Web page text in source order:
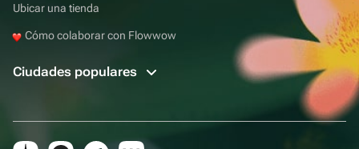
Ubicar una tienda
Cómo colaborar con Flowwow
Ciudades populares